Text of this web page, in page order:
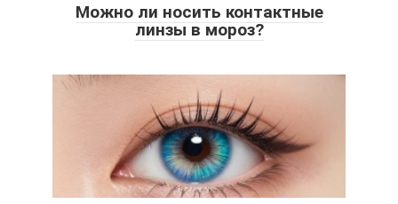
Можно ли носить контактные
линзы в мороз?